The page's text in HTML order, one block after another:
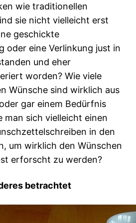
wie traditionellen
sie nicht vielleicht erst
geschickte
oder eine Verlinkung just in
und eher
worden? Wie viele
Wünsche sind wirklich aus
gar einem Bedürfnis
man sich vielleicht einen
in den
um wirklich den Wünschen
erforscht zu werden?
betrachtet